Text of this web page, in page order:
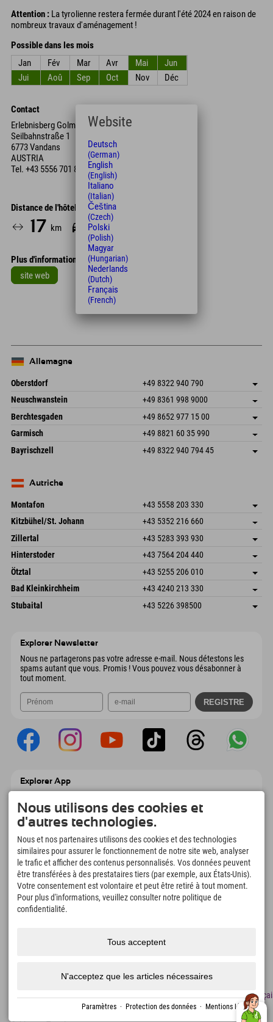
Attention : La tyrolienne restera fermée durant l'été 2024 en raison de
nombreux travaux d'aménagement !
Possible dans les mois
Jan
Fév Mar Avr Mai
Jun
Jui
Aoû Sep Oct Nov Déc
Contact
Erlebnisberg Golm
Seilbahnstraße 1
6773 Vandans
AUSTRIA
Tel. +43 5556 701 831 67
Distance de l'hôtel
17 km 22
Plus d'informations
site web
Leaflet
Allemagne
Oberstdorf +49 8322 940 790
An der Breitach 3
Allemagne
Enregistrer l'adresse
Réservation
Neuschwanstein +49 8361 998 9000
An der Riese 45
87484 Nesselwang im Allgäu
Allemagne
Enregistrer l'adresse
Informations d'arrivée
Réservation
Berchtesgaden +49 8652 977 15 00
Hofreitstr. 7
Allemagne
Enregistrer l'adresse
Réservation
Garmisch +49 8821 60 35 990
Frickenstraße 22
82490 Farchant
Enregistrer l'adresse
Informations d'arrivée
Bayrischzell +49 8322 940 794 45
Allemagne
Autriche
Montafon +43 5558 203 330
Dorfstr. 127b
6793 Gaschurn/Montafon
Autriche
Enregistrer l'adresse
Réservation
Kitzbühel/St. Johann +43 5352 216 660
Speckbacherstraße 87
6380 St. Johann in Tirol
Autriche
Enregistrer l'adresse
Informations d'arrivée
Réservation
Zillertal +43 5283 393 930
Schmiedau 2
Autriche
Enregistrer l'adresse
Réservation
Hinterstoder +43 7564 204 440
Freizeitpark 10
4573 Hinterstoder
Autriche
Enregistrer l'adresse
Informations d'arrivée
Réservation
Ötztal +43 5255 206 010
Gscheat 14
Autriche
Enregistrer l'adresse
Réservation
Bad Kleinkirchheim +43 4240 213 330
Dorfstraße 24
9546 Bad Kleinkirchheim
Enregistrer l'adresse
Informations d'arrivée
Stubaital +43 5226 398500
Explorer Newsletter
Nous ne partagerons pas votre adresse e-mail. Nous détestons les
spams autant que vous. Promis ! Vous pouvez vous désabonner à
tout moment.
Explorer App
Explorer à emporter avec aperçu de vos
réservations, liste de choses à faire, aperçu
des restaurants et bien plus encore.
Téléchargez-le maintenant !
L'heure des moments d'exploration
166
Lacs de montagne et
piscines d'aventure
4.634 km
Pistes de ski et de
Sentiers de randonnée et
Mentions Protection Accessibilité presse Certificats
de
Emplois
Nous utilisons des cookies et
d'autres technologies.
Nous et nos partenaires utilisons des cookies et des technologies
similaires pour assurer le fonctionnement de notre site web, analyser
le trafic et afficher des contenus personnalisés. Vos données peuvent
être transférées à des prestataires tiers (par exemple, aux États-Unis).
Votre consentement est volontaire et peut être retiré à tout moment.
Pour plus d'informations, veuillez consulter notre politique de
confidentialité.
Tous acceptent
N'acceptez que les articles nécessaires
Paramètres · Protection des données · Mentions légales
Website
Deutsch
(German)
English
(English)
Italiano
(Italian)
Čeština
(Czech)
Polski
(Polish)
Magyar
(Hungarian)
Nederlands
(Dutch)
Français
(French)